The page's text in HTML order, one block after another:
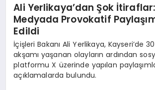
Ali Yerlikaya’dan Şok
Medyada Provokatif
Edildi
İçişleri Bakanı Ali Yerlikaya, Kayseri’de
akşamı yaşanan olayların ardından
platformu X üzerinde yapılan
açıklamalarda bulundu.